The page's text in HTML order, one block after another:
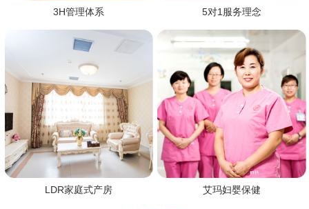
3H管理体系 5对1服务理念
LDR家庭式产房 艾玛妇婴保健